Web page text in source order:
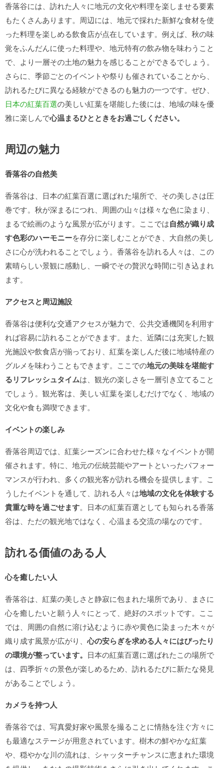
香落谷には、訪れた人々に地元の文化や料理を楽しませる要素
もたくさんあります。周辺には、地元で採れた新鮮な食材を使
った料理を楽しめる飲食店が点在しています。例えば、秋の味
覚をふんだんに使った料理や、地元特有の飲み物を味わうこと
で、より一層その土地の魅力を感じることができるでしょう。
さらに、季節ごとのイベントや祭りも催されていることから、
訪れるたびに異なる経験ができるのも魅力の一つです。ぜひ、
日本の紅葉百選の美しい紅葉を堪能した後には、地域の味を優
雅に楽しんで心温まるひとときをお過ごしください。
周辺の魅力
香落谷の自然美
香落谷は、日本の紅葉百選に選ばれた場所で、その美しさは圧
巻です。秋が深まるにつれ、周囲の山々は様々な色に染まり、
まるで絵画のような風景が広がります。ここでは自然が織り成
す色彩のハーモニーを存分に楽しむことができ、大自然の美し
さに心が洗われることでしょう。香落谷を訪れる人々は、この
素晴らしい景観に感動し、一瞬でその贅沢な時間に引き込まれ
ます。
アクセスと周辺施設
香落谷は便利な交通アクセスが魅力で、公共交通機関を利用す
れば容易に訪れることができます。また、近隣には充実した観
光施設や飲食店が揃っており、紅葉を楽しんだ後に地域特産の
グルメを味わうこともできます。ここでの地元の美味を堪能す
るリフレッシュタイムは、観光の楽しさを一層引き立てること
でしょう。観光客は、美しい紅葉を楽しむだけでなく、地域の
文化や食も満喫できます。
イベントの楽しみ
香落谷周辺では、紅葉シーズンに合わせた様々なイベントが開
催されます。特に、地元の伝統芸能やアートといったパフォー
マンスが行われ、多くの観光客が訪れる機会を提供します。こ
うしたイベントを通して、訪れる人々は地域の文化を体験する
貴重な時を過ごせます。日本の紅葉百選としても知られる香落
谷は、ただの観光地ではなく、心温まる交流の場なのです。
訪れる価値のある人
心を癒したい人
香落谷は、紅葉の美しさと静寂に包まれた場所であり、まさに
心を癒したいと願う人々にとって、絶好のスポットです。ここ
では、周囲の自然に溶け込むように赤や黄色に染まった木々が
織り成す風景が広がり、心の安らぎを求める人々にはぴったり
の環境が整っています。 日本の紅葉百選に選ばれたこの場所で
は、四季折々の景色が楽しめるため、訪れるたびに新たな発見
があることでしょう。
カメラを持つ人
香落谷では、写真愛好家や風景を撮ることに情熱を注ぐ方々に
も最適なステージが用意されています。樹木の鮮やかな紅葉
や、穏やかな川の流れは、シャッターチャンスに恵まれた環境